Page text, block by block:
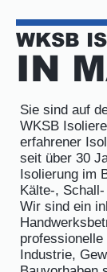
WKSB
IN
Sie sind auf
WKSB
erfahrener
seit über 30
Isolierung im
Kälte-,
Wir sind ein
Industrie,